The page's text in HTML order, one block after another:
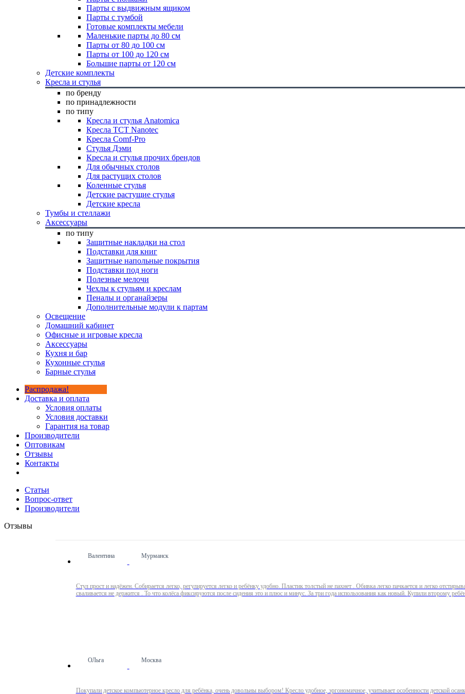
Парты с выдвижным ящиком
Парты с тумбой
Готовые комплекты мебели
Маленькие парты до 80 см
Парты от 80 до 100 см
Парты от 100 до 120 см
Большие парты от 120 см
Детские комплекты
Кресла и стулья
по бренду
по принадлежности
по типу
Кресла и стулья Anatomica
Кресла TCT Nanotec
Кресла Comf-Pro
Стулья Дэми
Кресла и стулья прочих брендов
Для обычных столов
Для растущих столов
Коленные стулья
Детские растущие стулья
Детские кресла
Тумбы и стеллажи
Аксессуары
по типу
Защитные накладки на стол
Подставки для книг
Защитные напольные покрытия
Подставки под ноги
Полезные мелочи
Чехлы к стульям и креслам
Пеналы и органайзеры
Дополнительные модули к партам
Освещение
Домашний кабинет
Офисные и игровые кресла
Аксессуары
Кухня и бар
Кухонные стулья
Барные стулья
Распродажа!
Доставка и оплата
Условия оплаты
Условия доставки
Гарантия на товар
Производители
Оптовикам
Отзывы
Контакты
Статьи
Вопрос-ответ
Производители
Отзывы
Валентина Мурманск
Стул прост и надёжен. Собирается легко, регулируется легко и ребёнку удобно. Пластик толстый не пахнет . Обивка легко пачкается и легко
сваливается не держится . То что колёса фиксируются после сидения это и плюс и минус. За три года
ОЛьга Москва
Покупали детское компьютерное кресло для ребёнка, очень довольны выбором! Кресло удобное, эргономичное, учитывает особенности детской